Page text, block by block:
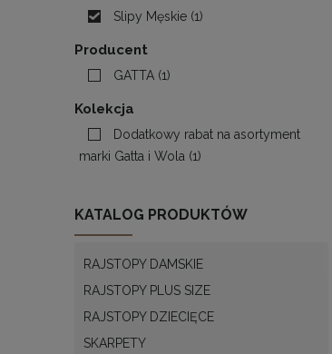
Slipy Męskie (1)
Producent
GATTA (1)
Kolekcja
Dodatkowy rabat na asortyment
marki Gatta i Wola (1)
KATALOG PRODUKTÓW
RAJSTOPY DAMSKIE
RAJSTOPY PLUS SIZE
RAJSTOPY DZIECIĘCE
SKARPETY